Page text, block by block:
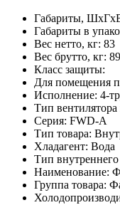
Габариты,
Габариты в
Вес нетто, кг: 83
Вес брутто, кг: 89
Класс защиты:
Для помещения
Исполнение: 4-
Тип
Серия: FWD-A
Тип товара:
Хладагент: Вода
Тип
Наименование:
Группа товара: